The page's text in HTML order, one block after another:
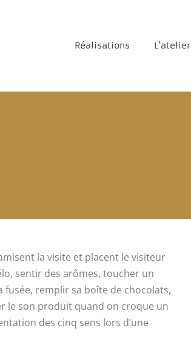
Réalisations L’atelier
la visite et placent le visiteur
sentir des arômes, toucher un
remplir sa boîte de chocolats,
le son produit quand on croque un
des cinq sens lors d’une